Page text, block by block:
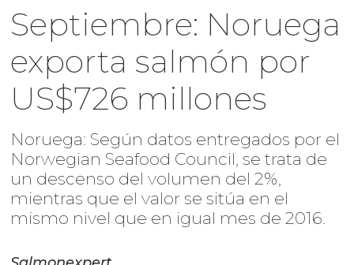
Septiembre: Noruega
exporta salmón por
US$726 millones
Noruega: Según datos entregados por el
Norwegian Seafood Council, se trata de
un descenso del volumen del 2%,
mientras que el valor se sitúa en el
mismo nivel que en igual mes de 2016.